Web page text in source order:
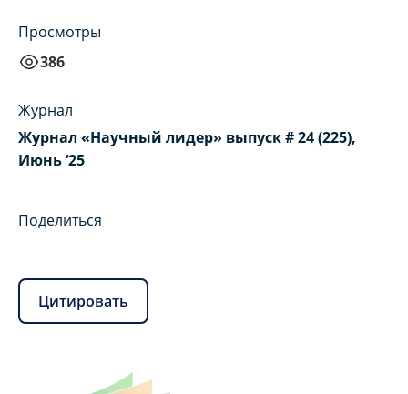
Просмотры
386
Журнал
Журнал «Научный лидер» выпуск # 24 (225),
Июнь ‘25
Поделиться
Цитировать